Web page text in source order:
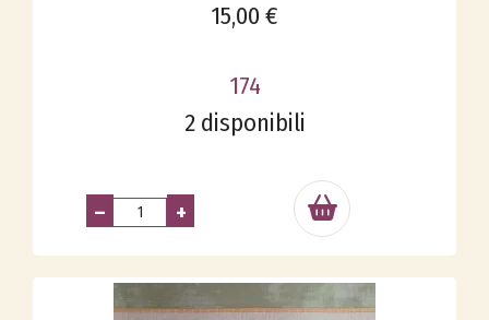
15,00 €
174
2 disponibili
– +